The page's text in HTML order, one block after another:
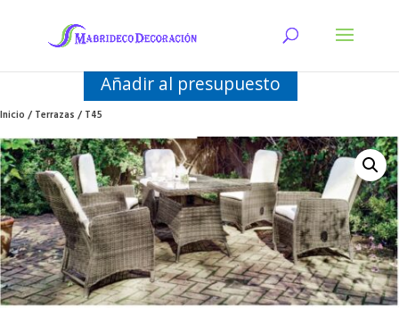
Añadir al presupuesto
Inicio/Terrazas/ T45